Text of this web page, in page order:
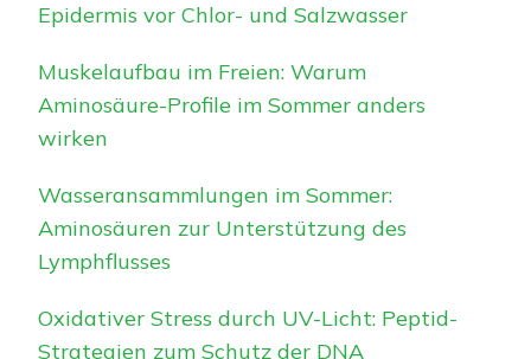
Epidermis vor Chlor- und Salzwasser
Muskelaufbau im Freien: Warum
Aminosäure-Profile im Sommer anders
wirken
Wasseransammlungen im Sommer:
Aminosäuren zur Unterstützung des
Lymphflusses
Oxidativer Stress durch UV-Licht: Peptid-
Strategien zum Schutz der DNA